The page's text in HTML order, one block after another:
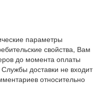
параметры
свойства, Вам
до момента оплаты
доставки не входит
относительно